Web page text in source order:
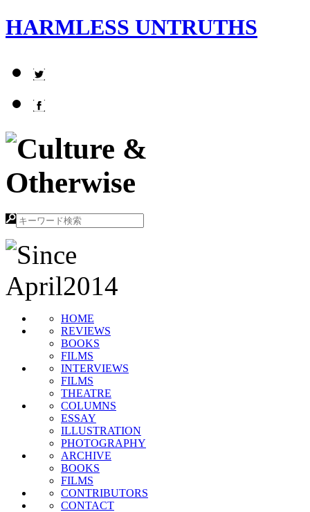
HARMLESS UNTRUTHS
HOME
REVIEWS
BOOKS
FILMS
INTERVIEWS
FILMS
THEATRE
COLUMNS
ESSAY
ILLUSTRATION
PHOTOGRAPHY
ARCHIVE
BOOKS
FILMS
CONTRIBUTORS
CONTACT